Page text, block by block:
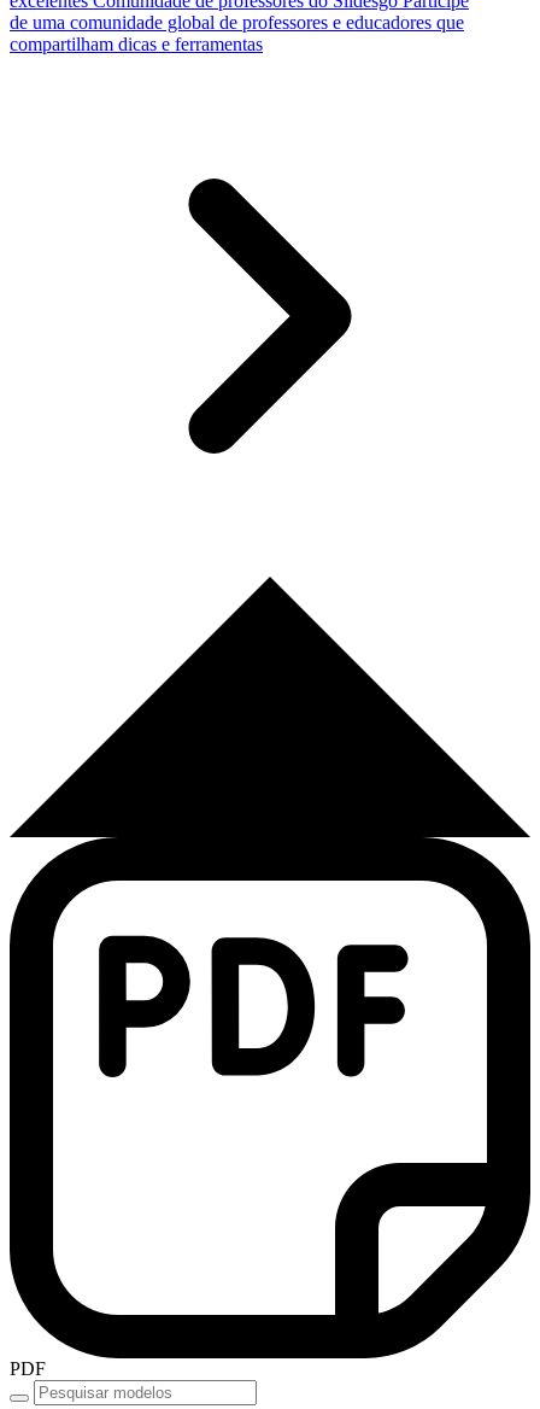
de uma comunidade global de professores e educadores que
compartilham dicas e ferramentas
PDF